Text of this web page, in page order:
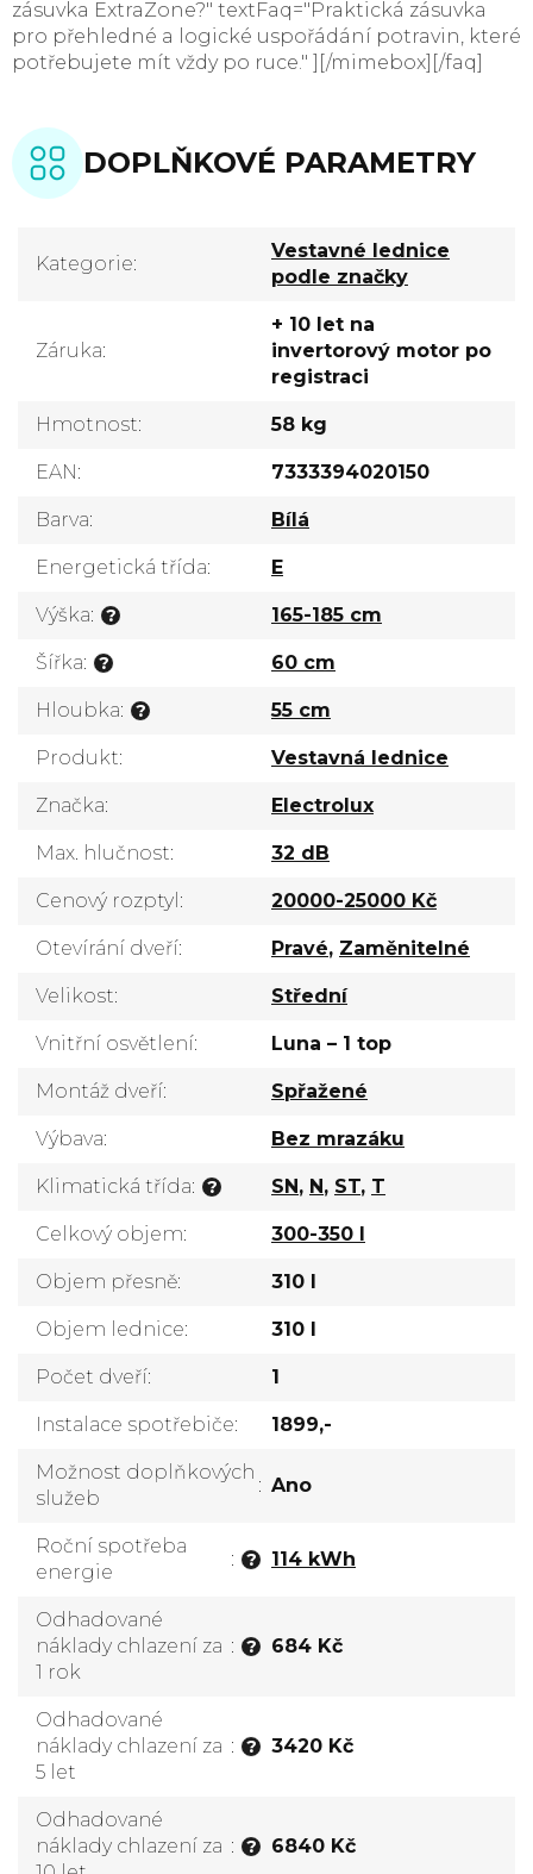
zásuvka ExtraZone?" textFaq="Praktická zásuvka
pro přehledné a logické uspořádání potravin, které
potřebujete mít vždy po ruce." ][/mimebox][/faq]
DOPLŇKOVÉ PARAMETRY
Kategorie:
Vestavné lednice
podle značky
Záruka:
+ 10 let na
invertorový motor po
registraci
Hmotnost: 58 kg
EAN: 7333394020150
Barva: Bílá
Energetická třída: E
?
Výška: 165-185 cm
?
Šířka: 60 cm
?
Hloubka: 55 cm
Produkt: Vestavná lednice
Značka: Electrolux
Max. hlučnost: 32 dB
Cenový rozptyl : 20000-25000 Kč
Otevírání dveří: Pravé, Zaměnitelné
Velikost: Střední
Vnitřní osvětlení: Luna – 1 top
Montáž dveří: Spřažené
Výbava: Bez mrazáku
?
Klimatická třída: SN, N, ST, T
Celkový objem: 300-350 l
Objem přesně: 310 l
Objem lednice: 310 l
Počet dveří: 1
Instalace spotřebiče: 1899,-
Možnost doplňkových
služeb
: Ano
?
Roční spotřeba
energie
: 114 kWh
?
Odhadované
náklady chlazení za
1 rok
: 684 Kč
?
Odhadované
náklady chlazení za
5 let
: 3420 Kč
?
Odhadované
náklady chlazení za : 6840 Kč